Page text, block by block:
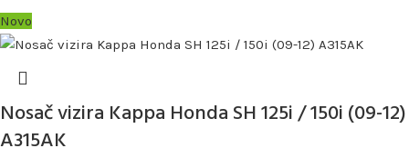
Novo
Nosač vizira Kappa Honda SH 125i / 150i (09-12)
A315AK